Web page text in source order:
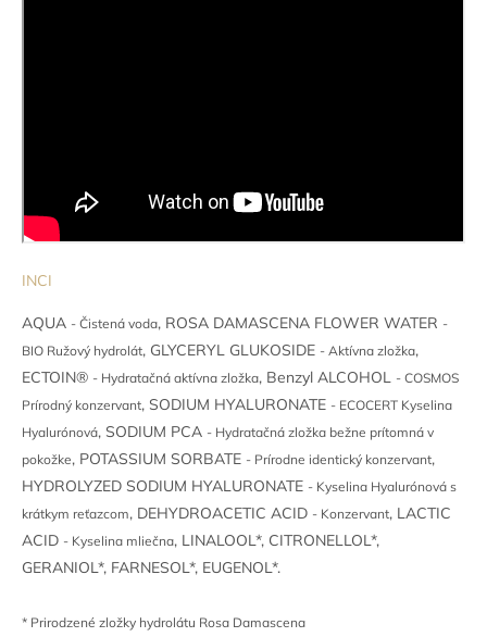
INCI
AQUA - Čistená voda, ROSA DAMASCENA FLOWER WATER -
BIO Ružový hydrolát, GLYCERYL GLUKOSIDE - Aktívna zložka,
ECTOIN® - Hydratačná aktívna zložka, Benzyl ALCOHOL - COSMOS
Prírodný konzervant, SODIUM HYALURONATE - ECOCERT Kyselina
Hyalurónová, SODIUM PCA - Hydratačná zložka bežne prítomná v
pokožke, POTASSIUM SORBATE - Prírodne identický konzervant,
HYDROLYZED SODIUM HYALURONATE - Kyselina Hyalurónová s
krátkym reťazcom, DEHYDROACETIC ACID - Konzervant, LACTIC
ACID - Kyselina mliečna, LINALOOL*, CITRONELLOL*,
GERANIOL*, FARNESOL*, EUGENOL*.
* Prirodzené zložky hydrolátu Rosa Damascena